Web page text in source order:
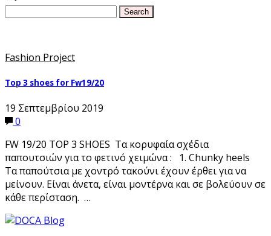
Fashion Project
Top 3 shoes for Fw19/20
19 Σεπτεμβρίου 2019
0
FW 19/20 TOP 3 SHOES Τα κορυφαία σχέδια
παπουτσιών για το φετινό χειμώνα : 1. Chunky heels
Τα παπούτσια με χοντρό τακούνι έχουν έρθει για να
μείνουν. Είναι άνετα, είναι μοντέρνα και σε βολεύουν σε
κάθε περίσταση. …